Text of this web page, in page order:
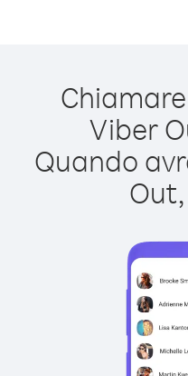
Viber
Quando